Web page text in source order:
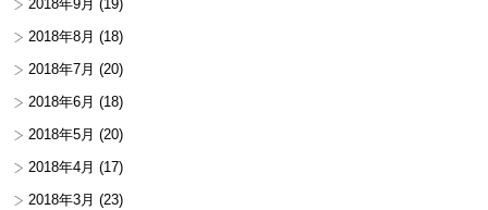
2018年9月 (19)
2018年8月 (18)
2018年7月 (20)
2018年6月 (18)
2018年5月 (20)
2018年4月 (17)
2018年3月 (23)